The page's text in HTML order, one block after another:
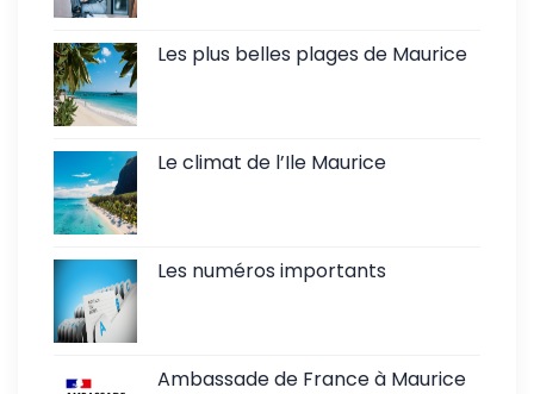
Les plus belles plages de Maurice
Le climat de l’Ile Maurice
Les numéros importants
Ambassade de France à Maurice